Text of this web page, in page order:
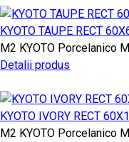
KYOTO TAUPE RECT
M2 KYOTO Porcelanico
Detalii produs
KYOTO IVORY RECT
M2 KYOTO Porcelanico